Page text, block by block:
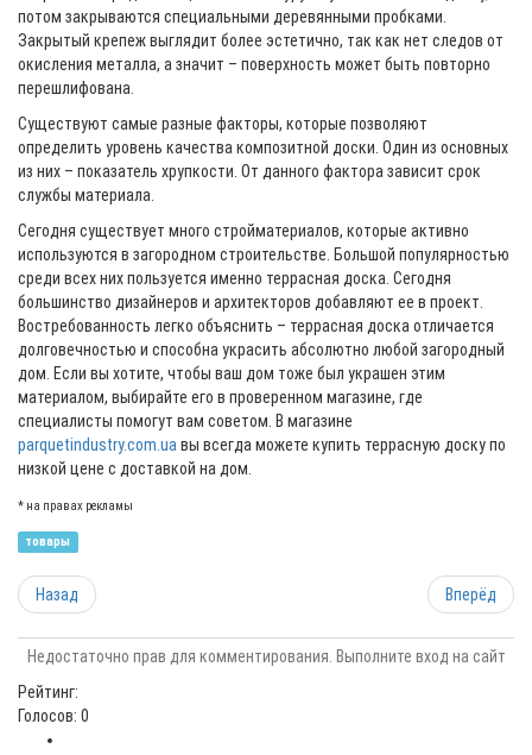
потом закрываются специальными деревянными пробками.
Закрытый крепеж выглядит более эстетично, так как нет следов от
окисления металла, а значит – поверхность может быть повторно
перешлифована.
Существуют самые разные факторы, которые позволяют
определить уровень качества композитной доски. Один из основных
из них – показатель хрупкости. От данного фактора зависит срок
службы материала.
Сегодня существует много стройматериалов, которые активно
используются в загородном строительстве. Большой популярностью
среди всех них пользуется именно террасная доска. Сегодня
большинство дизайнеров и архитекторов добавляют ее в проект.
Востребованность легко объяснить – террасная доска отличается
долговечностью и способна украсить абсолютно любой загородный
дом. Если вы хотите, чтобы ваш дом тоже был украшен этим
материалом, выбирайте его в проверенном магазине, где
специалисты помогут вам советом. В магазине
parquetindustry.com.ua вы всегда можете купить террасную доску по
низкой цене с доставкой на дом.
* на правах рекламы
товары
Назад Вперёд
Недостаточно прав для комментирования. Выполните вход на сайт
Рейтинг:
Голосов: 0